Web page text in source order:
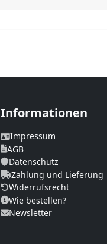
Informationen
Impressum
AGB
Datenschutz
Zahlung und Lieferung
Widerrufsrecht
Wie bestellen?
Newsletter